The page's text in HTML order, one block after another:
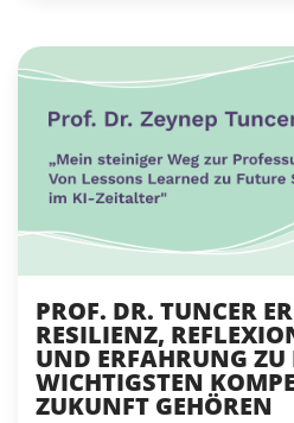
PROF. DR. TUNCER
RESILIENZ,
UND ERFAHRUNG ZU
WICHTIGSTEN
ZUKUNFT GEHÖREN